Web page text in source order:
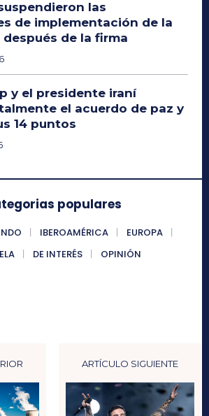
las
de implementación de la
después de la firma
y el presidente iraní
el acuerdo de paz y
14 puntos
populares
IBEROAMÉRICA
EUROPA
DE INTERÉS OPINIÓN
ARTÍCULO SIGUIENTE